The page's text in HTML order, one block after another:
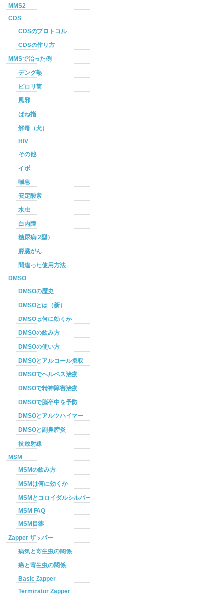
MMS2
CDS
CDSのプロトコル
CDSの作り方
MMSで治った例
デング熱
ピロリ菌
風邪
ばね指
解毒（犬）
HIV
その他
イボ
喘息
安定酸素
水虫
白内障
糖尿病(2型）
膵臓がん
間違った使用方法
DMSO
DMSOの歴史
DMSOとは（新）
DMSOは何に効くか
DMSOの飲み方
DMSOの使い方
DMSOとアルコール摂取
DMSOでヘルペス治療
DMSOで精神障害治療
DMSOで脳卒中を予防
DMSOとアルツハイマー
DMSOと副鼻腔炎
抗放射線
MSM
MSMの飲み方
MSMは何に効くか
MSMとコロイダルシルバーを使った癌プロトコル
MSM FAQ
MSM目薬
Zapper ザッパー
病気と寄生虫の関係
癌と寄生虫の関係
Basic Zapper
Terminator Zapper